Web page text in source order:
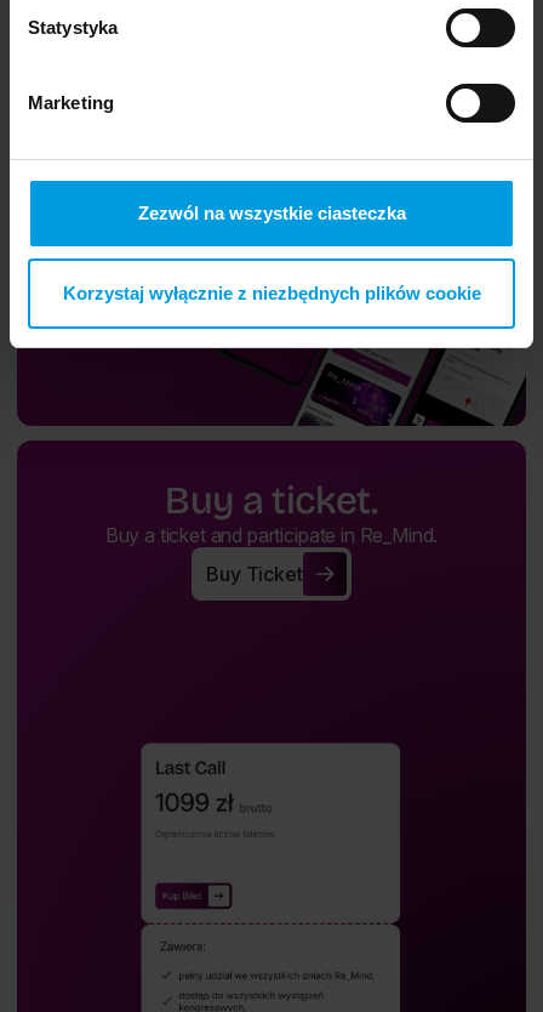
Statystyka
Marketing
Zezwól na wszystkie ciasteczka
Korzystaj wyłącznie z niezbędnych plików cookie
Buy a ticket.
Buy a ticket and participate in Re_Mind.
Buy Ticket
Buy Ticket